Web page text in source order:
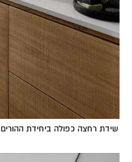
שידת רחצה כפולה ביחידת ההורים